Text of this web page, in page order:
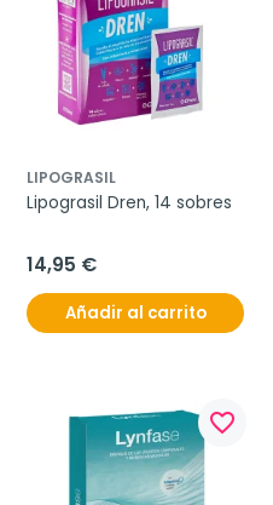
LIPOGRASIL
Lipograsil Dren, 14 sobres
14,95 €
Añadir al carrito
favorite_border